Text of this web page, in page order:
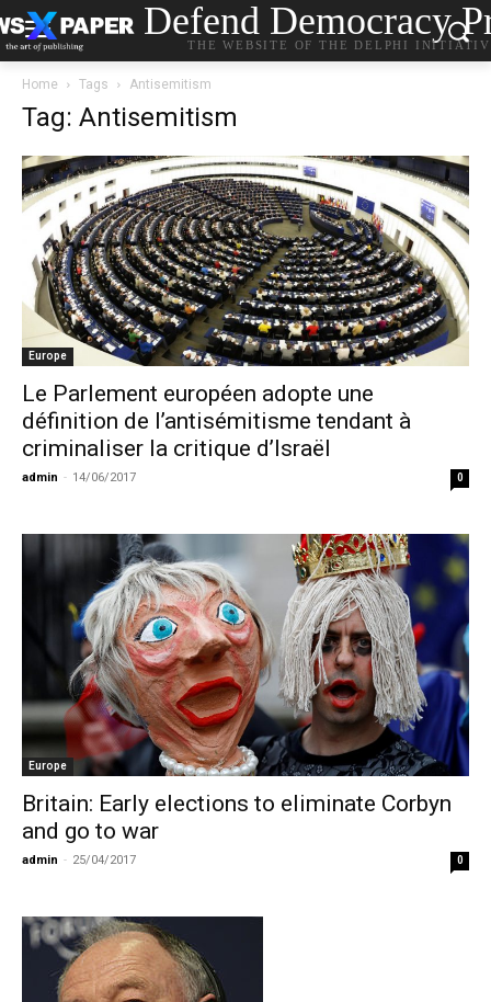
Defend Democracy
THE WEBSITE OF THE DELPHI
Home Tags Antisemitism
Tag: Antisemitism
Europe
Le Parlement européen adopte une
définition de l’antisémitisme tendant à
criminaliser la critique d’Israël
admin - 14/06/2017 0
Europe
Britain: Early elections to eliminate Corbyn
and go to war
admin - 25/04/2017 0